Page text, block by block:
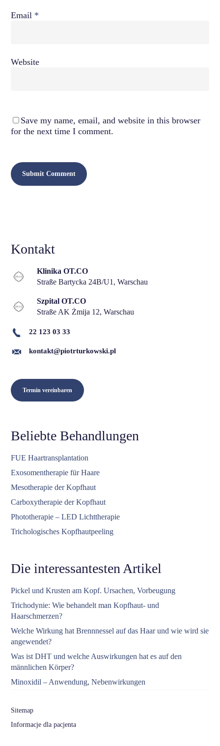
Email *
Website
Save my name, email, and website in this browser
for the next time I comment.
Kontakt
Klinika OT.CO
Straße Bartycka 24B/U1, Warschau
Szpital OT.CO
Straße AK Żmija 12, Warschau
22 123 03 33
kontakt@piotrturkowski.pl
Termin vereinbaren
Beliebte Behandlungen
FUE Haartransplantation
Exosomentherapie für Haare
Mesotherapie der Kopfhaut
Carboxytherapie der Kopfhaut
Phototherapie – LED Lichttherapie
Trichologisches Kopfhautpeeling
Die interessantesten Artikel
Pickel und Krusten am Kopf. Ursachen, Vorbeugung
Trichodynie: Wie behandelt man Kopfhaut- und
Haarschmerzen?
Welche Wirkung hat Brennnessel auf das Haar und wie wird sie
angewendet?
Was ist DHT und welche Auswirkungen hat es auf den
männlichen Körper?
Minoxidil – Anwendung, Nebenwirkungen
Sitemap
Informacje dla pacjenta